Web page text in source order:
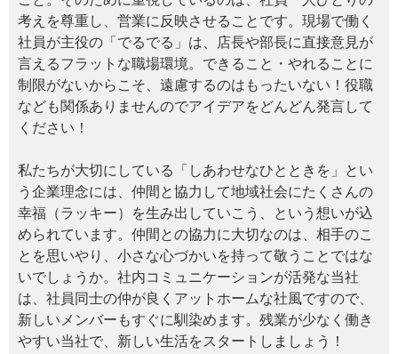
考えを尊重し、営業に反映させることです。現場で働く
社員が主役の「でるでる」は、店長や部長に直接意見が
言えるフラットな職場環境。できること・やれることに
制限がないからこそ、遠慮するのはもったいない！役職
なども関係ありませんのでアイデアをどんどん発言して
ください！
私たちが大切にしている「しあわせなひとときを」とい
う企業理念には、仲間と協力して地域社会にたくさんの
幸福（ラッキー）を生み出していこう、という想いが込
められています。仲間との協力に大切なのは、相手のこ
とを思いやり、小さな心づかいを持って敬うことではな
いでしょうか。社内コミュニケーションが活発な当社
は、社員同士の仲が良くアットホームな社風ですので、
新しいメンバーもすぐに馴染めます。残業が少なく働き
やすい当社で、新しい生活をスタートしましょう！